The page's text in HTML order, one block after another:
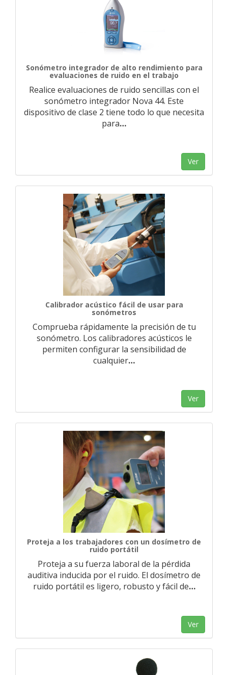
Sonómetro integrador de alto rendimiento para
evaluaciones de ruido en el trabajo
Realice evaluaciones de ruido sencillas con el
sonómetro integrador Nova 44. Este
dispositivo de clase 2 tiene todo lo que necesita
para…
Ver
Calibrador acústico fácil de usar para
sonómetros
Comprueba rápidamente la precisión de tu
sonómetro. Los calibradores acústicos le
permiten configurar la sensibilidad de
cualquier…
Ver
Proteja a los trabajadores con un dosímetro de
ruido portátil
Proteja a su fuerza laboral de la pérdida
auditiva inducida por el ruido. El dosímetro de
ruido portátil es ligero, robusto y fácil de…
Ver